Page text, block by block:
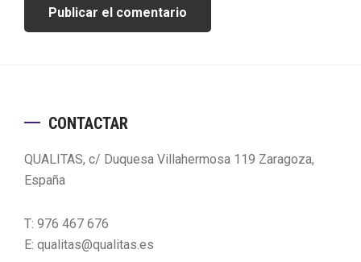
FooterCONTACTAR
QUALITAS, c/ Duquesa Villahermosa 119 Zaragoza,
España
T: 976 467 676
E: qualitas@qualitas.es